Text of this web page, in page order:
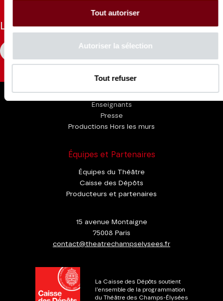
Tout autoriser
Autoriser la sélection
Tout refuser
La Brochure
Enseignants
Presse
Productions Hors les murs
Équipes et Partenaires
Équipes du Théâtre
Caisse des Dépôts
Producteurs et partenaires
15 avenue Montaigne
75008 Paris
contact@theatrechampselysees.fr
La Caisse des Dépôts soutient
l'ensemble de la programmation
du Théâtre des Champs-Élysées